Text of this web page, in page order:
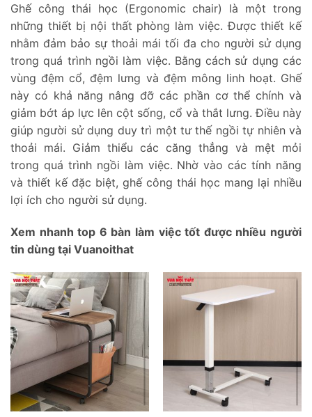
Ghế công thái học (Ergonomic chair) là một trong
những thiết bị nội thất phòng làm việc. Được thiết kế
nhằm đảm bảo sự thoải mái tối đa cho người sử dụng
trong quá trình ngồi làm việc. Bằng cách sử dụng các
vùng đệm cổ, đệm lưng và đệm mông linh hoạt. Ghế
này có khả năng nâng đỡ các phần cơ thể chính và
giảm bớt áp lực lên cột sống, cổ và thắt lưng. Điều này
giúp người sử dụng duy trì một tư thế ngồi tự nhiên và
thoải mái. Giảm thiểu các căng thẳng và mệt mỏi
trong quá trình ngồi làm việc. Nhờ vào các tính năng
và thiết kế đặc biệt, ghế công thái học mang lại nhiều
lợi ích cho người sử dụng.
Xem nhanh top 6 bàn làm việc tốt được nhiều người
tin dùng tại Vuanoithat